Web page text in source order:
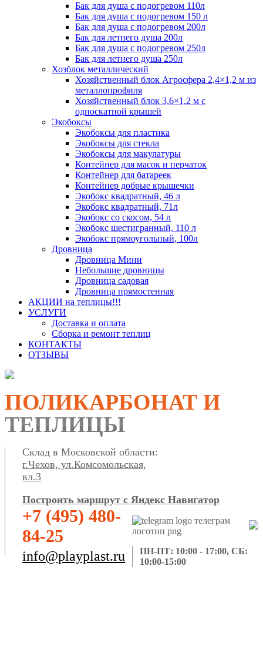
Бак для душа с подогревом 110л
Бак для душа с подогревом 150 л
Бак для душа с подогревом 200л
Бак для летнего душа 200л
Бак для душа с подогревом 250л
Бак для летнего душа 250л
Хозблок металлический
Хозяйственный блок Агросфера 2,4×1,2 м из
металлопрофиля
Хозяйственный блок 3,6×1,2 м с
односкатной крышей
Экобоксы
Экобоксы для пластика
Экобоксы для стекла
Экобоксы для макулатуры
Контейнер для масок и перчаток
Контейнер для батареек
Контейнер добрые крышечки
Экобокс квадратный, 46 л
Экобокс квадратный, 71л
Экобокс со скосом, 54 л
Экобокс шестигранный, 110 л
Экобокс прямоугольный, 100л
Дровница
Дровница Мини
Небольшие дровницы
Дровница садовая
Дровница прямостенная
АКЦИИ на теплицы!!!
УСЛУГИ
Доставка и оплата
Сборка и ремонт теплиц
КОНТАКТЫ
ОТЗЫВЫ
ПОЛИКАРБОНАТ И
ТЕПЛИЦЫ
Склад в Московской области:
г.Чехов, ул.Комсомольская,
вл.3
Построить маршрут с Яндекс Навигатор
+7 (495) 480-
84-25
info@playplast.ru
ПН-ПТ: 10:00 - 17:00, СБ:
10:00-15:00